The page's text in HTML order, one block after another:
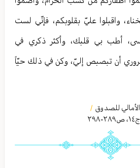
واقبلوا عليّ بقلوبكم، فإنّي لست
أطب بي قلبك، وأكثر ذكري في
أن تبصبص إليّ، وكن في ذلك حيّاً
الأمالي للصدوق /
١٤، ص٢٨٩-٢٩٨